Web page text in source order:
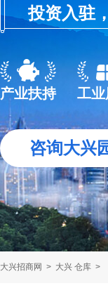
投资入驻
产业扶持 工
咨询大兴
大兴招商网 > 大兴 仓库 >